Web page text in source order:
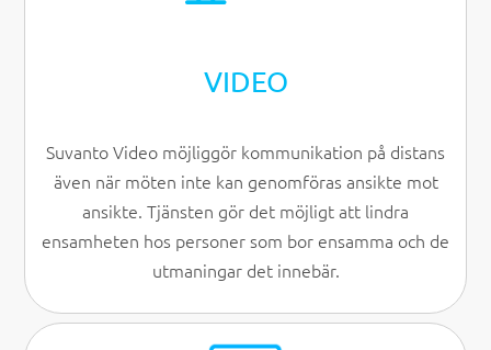
VIDEO
Suvanto Video möjliggör kommunikation på distans
även när möten inte kan genomföras ansikte mot
ansikte. Tjänsten gör det möjligt att lindra
ensamheten hos personer som bor ensamma och de
utmaningar det innebär.